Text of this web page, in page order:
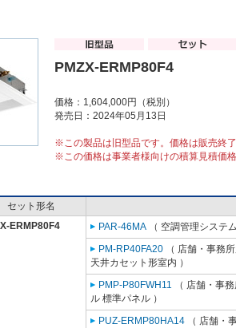
PMZX-ERMP80F4
価格：1,604,000円（税別）
発売日：2024年05月13日
※この製品は旧型品です。価格は販売終
※この価格は事業者様向けの積算見積価
セット形名
ERMP80F4
PAR-46MA （ 空調管理システ
PM-RP40FA20 （ 店舗・事務
天井カセット形室内 ）
PMP-P80FWH11 （ 店舗・事
ル 標準パネル ）
PUZ-ERMP80HA14 （ 店舗・